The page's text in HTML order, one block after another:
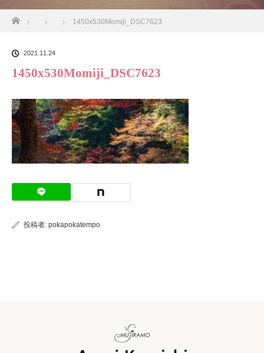
1450x530Momiji_DSC7623
2021.11.24
1450x530Momiji_DSC7623
投稿者: pokapokatempo